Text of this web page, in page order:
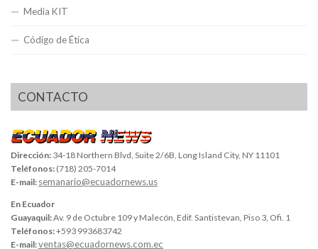
Media KIT
Código de Ética
CONTACTO
Dirección: 34-18 Northern Blvd, Suite 2/6B, Long Island City, NY 11101
Teléfonos: (718) 205-7014
E-mail: semanario@ecuadornews.us
En Ecuador
Guayaquil:Av. 9 de Octubre 109 y Malecón, Edif. Santistevan, Piso 3, Ofi. 1
Teléfonos:+593 993683742
E-mail:ventas@ecuadornews.com.ec